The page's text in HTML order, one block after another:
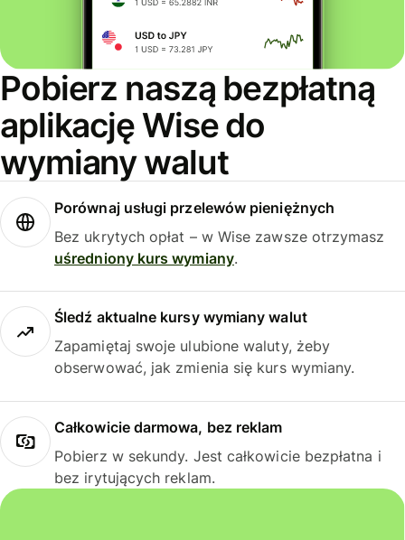
Pobierz naszą bezpłatną
aplikację Wise do
wymiany walut
Porównaj usługi przelewów pieniężnych
Bez ukrytych opłat – w Wise zawsze otrzymasz
uśredniony kurs wymiany.
Śledź aktualne kursy wymiany walut
Zapamiętaj swoje ulubione waluty, żeby
obserwować, jak zmienia się kurs wymiany.
Całkowicie darmowa, bez reklam
Pobierz w sekundy. Jest całkowicie bezpłatna i
bez irytujących reklam.